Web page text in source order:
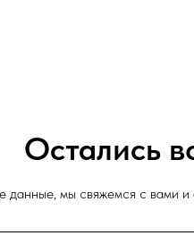
Остались
данные, мы свяжемся с вами